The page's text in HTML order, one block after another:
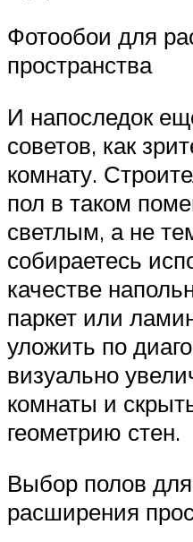
Фотообои для
пространства
И напоследок
советов, как
комнату.
пол в таком
светлым, а не
собираетесь
качестве
паркет или
уложить по
визуально
комнаты и
геометрию стен.
Выбор полов
расширения